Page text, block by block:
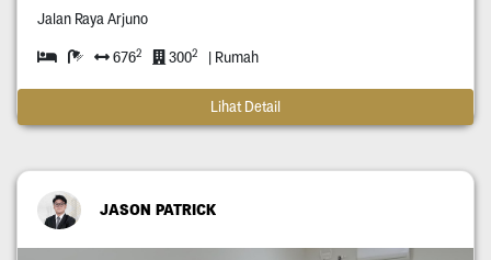
Jalan Raya Arjuno
6762 3002 | Rumah
Lihat Detail
JASON PATRICK